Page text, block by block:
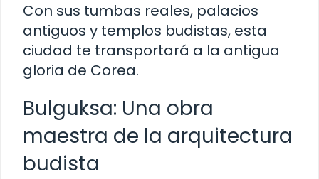
Con sus tumbas reales, palacios
antiguos y templos budistas, esta
ciudad te transportará a la antigua
gloria de Corea.
Bulguksa: Una obra
maestra de la arquitectura
budista